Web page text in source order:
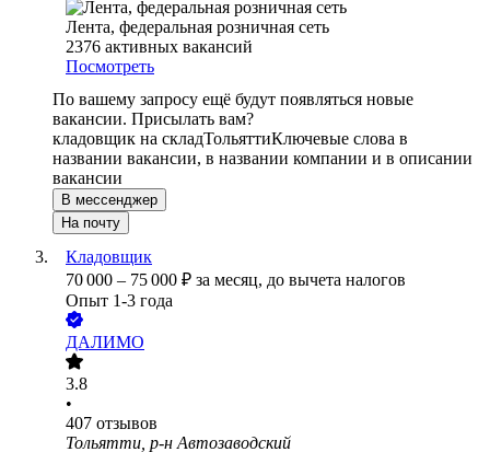
Лента, федеральная розничная сеть
2376 активных вакансий
Посмотреть
По вашему запросу ещё будут появляться новые
вакансии. Присылать вам?
кладовщик на складТольяттиКлючевые слова в
названии вакансии, в названии компании и в описании
вакансии
В мессенджер
На почту
Кладовщик
70 000 – 75 000 ₽ за месяц, до вычета налогов
Опыт 1-3 года
ДАЛИМО
3.8
•
407 отзывов
Тольятти, р-н Автозаводский